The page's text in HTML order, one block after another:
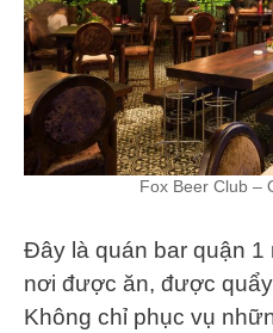
Fox Beer Club –
Đây là quán bar quận 1
nơi được ăn, được
Không chỉ phục vụ